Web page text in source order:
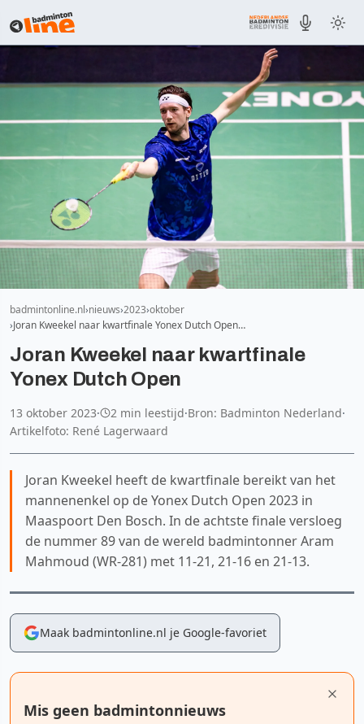
badmintonline.nl nieuws 2023 oktober
Joran Kweekel naar kwartfinale Yonex Dutch Open…
Joran Kweekel naar kwartfinale
Yonex Dutch Open
13 oktober 2023· 2 min leestijd·Bron: Badminton Nederland·
Artikelfoto: René Lagerwaard
Joran Kweekel heeft de kwartfinale bereikt van het
mannenenkel op de Yonex Dutch Open 2023 in
Maaspoort Den Bosch. In de achtste finale versloeg
de nummer 89 van de wereld badmintonner Aram
Mahmoud (WR-281) met 11-21, 21-16 en 21-13.
Maak badmintonline.nl je Google-favoriet
Mis geen badmintonnieuws